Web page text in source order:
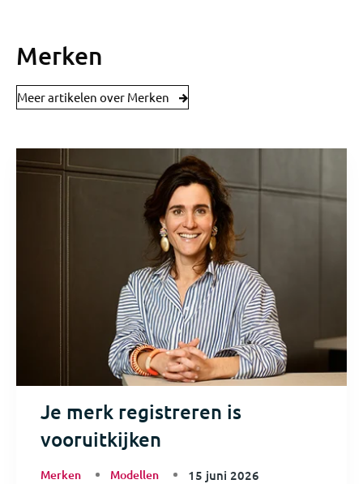
Merken
Meer artikelen over Merken
Je merk registreren is
vooruitkijken
Merken Modellen 15 juni 2026